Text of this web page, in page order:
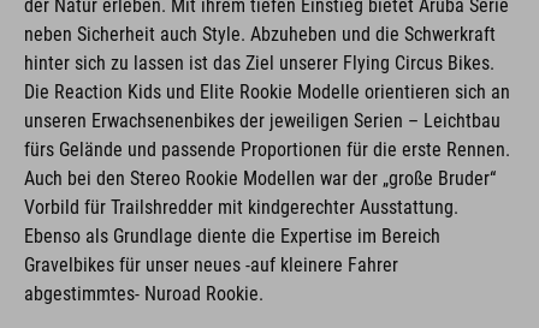
der Natur erleben. Mit ihrem tiefen Einstieg bietet Aruba Serie
neben Sicherheit auch Style. Abzuheben und die Schwerkraft
hinter sich zu lassen ist das Ziel unserer Flying Circus Bikes.
Die Reaction Kids und Elite Rookie Modelle orientieren sich an
unseren Erwachsenenbikes der jeweiligen Serien – Leichtbau
fürs Gelände und passende Proportionen für die erste Rennen.
Auch bei den Stereo Rookie Modellen war der „große Bruder“
Vorbild für Trailshredder mit kindgerechter Ausstattung.
Ebenso als Grundlage diente die Expertise im Bereich
Gravelbikes für unser neues -auf kleinere Fahrer
abgestimmtes- Nuroad Rookie.